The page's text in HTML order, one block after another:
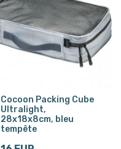
Cocoon Packing Cube
Ultralight,
28x18x8cm, bleu
tempête